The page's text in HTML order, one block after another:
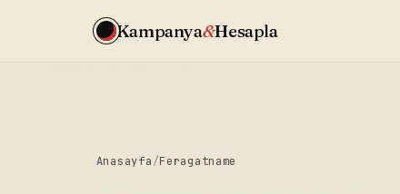
Kampanya&Hesapla
Anasayfa/Feragatname